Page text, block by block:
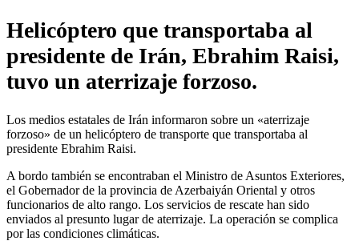
Helicóptero que transportaba al
presidente de Irán, Ebrahim Raisi,
tuvo un aterrizaje forzoso.
Los medios estatales de Irán informaron sobre un «aterrizaje
forzoso» de un helicóptero de transporte que transportaba al
presidente Ebrahim Raisi.
A bordo también se encontraban el Ministro de Asuntos Exteriores,
el Gobernador de la provincia de Azerbaiyán Oriental y otros
funcionarios de alto rango. Los servicios de rescate han sido
enviados al presunto lugar de aterrizaje. La operación se complica
por las condiciones climáticas.